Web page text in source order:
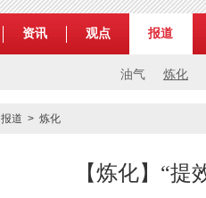
资讯 观点 报道
油气 炼化
报道 > 炼化
【炼化】“提